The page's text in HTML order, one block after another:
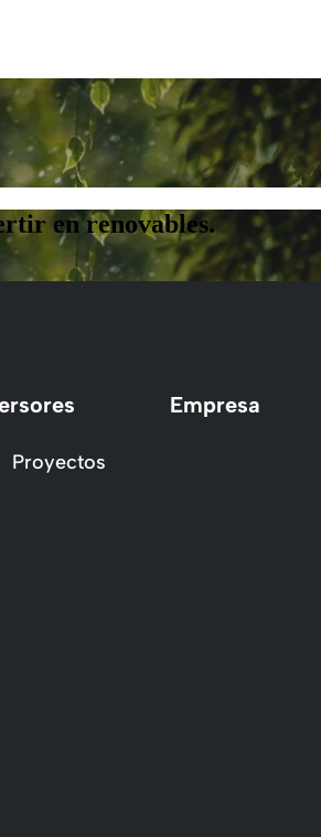
en renovables.
Proyectos
Empresa